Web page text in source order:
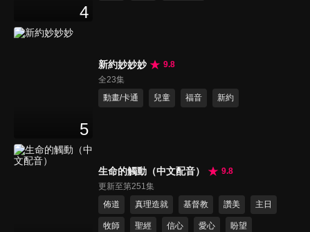
4
5
新約妙妙妙
9.8
全23集
動畫/卡通
兒童 福音 新約
生命的觸動（中文配音）
9.8
更新至第251集
佈道
真理造就 基督教 讚美 主日
牧師 聖經 信心 愛心 盼望